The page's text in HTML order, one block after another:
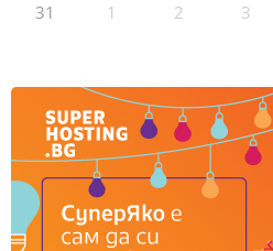
31 1 2 3